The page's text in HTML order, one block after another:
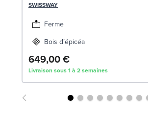
SWISSWAY
Ferme
Bois d’épicéa
649,00 €
Livraison sous 1 à 2 semaines